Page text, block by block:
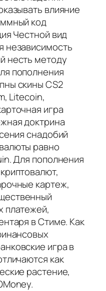
влияние
код
Честной вид
независимость
несть методу
пополнения
скины CS2
Litecoin,
игра
доктрина
снадобий
равно
Для пополнения
картеж,
платежей,
в Стиме. Как
игра в
как
растение,